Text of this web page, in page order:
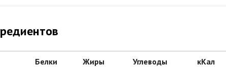
Белки Жиры Углеводы кКал